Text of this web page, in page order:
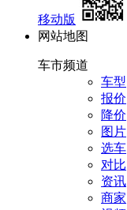
移动版
网站地图
车市频道
车型
报价
降价
图片
选车
对比
资讯
商家